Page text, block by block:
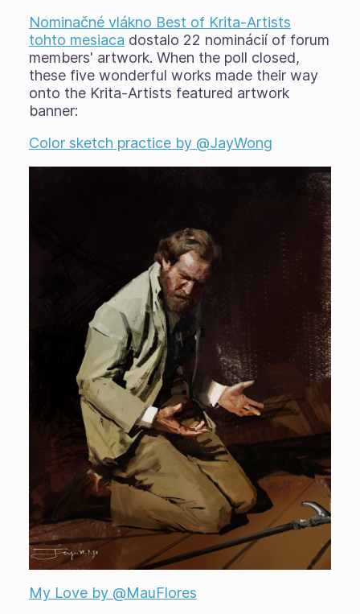
Nominačné vlákno Best of Krita-Artists
tohto mesiaca dostalo 22 nominácií of forum
members' artwork. When the poll closed,
these five wonderful works made their way
onto the Krita-Artists featured artwork
banner:
Color sketch practice by @JayWong
My Love by @MauFlores